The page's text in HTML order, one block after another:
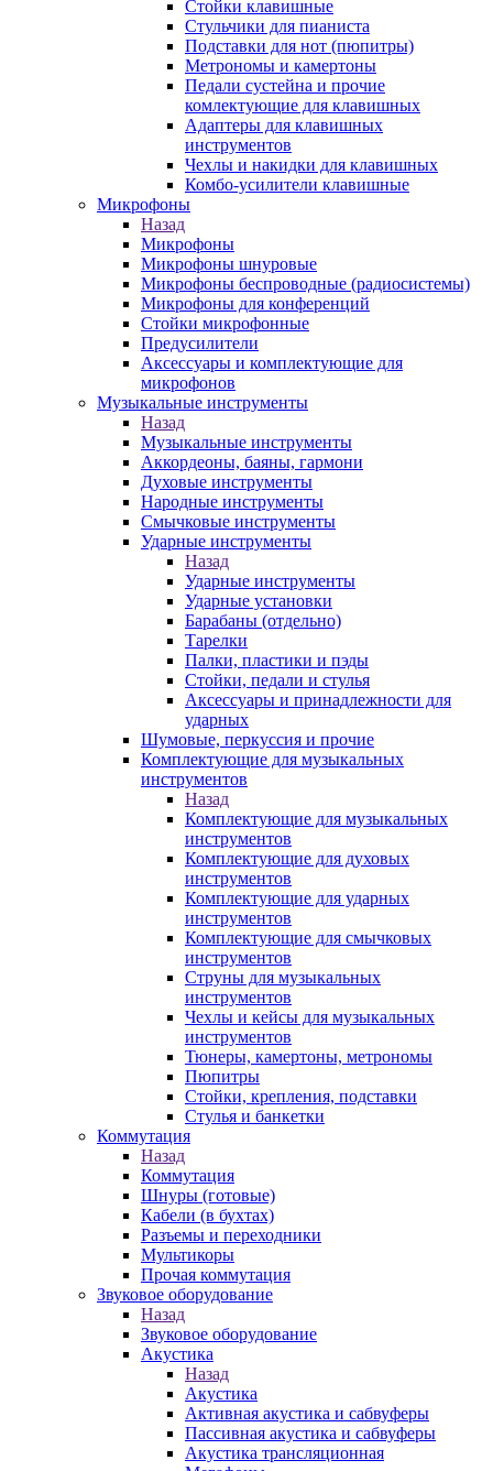
Стойки клавишные
Стульчики для пианиста
Подставки для нот (пюпитры)
Метрономы и камертоны
Педали сустейна и прочие
комлектующие для клавишных
Адаптеры для клавишных
инструментов
Чехлы и накидки для клавишных
Комбо-усилители клавишные
Микрофоны
Назад
Микрофоны
Микрофоны шнуровые
Микрофоны беспроводные (радиосистемы)
Микрофоны для конференций
Стойки микрофонные
Предусилители
Аксессуары и комплектующие для
микрофонов
Музыкальные инструменты
Назад
Музыкальные инструменты
Аккордеоны, баяны, гармони
Духовые инструменты
Народные инструменты
Смычковые инструменты
Ударные инструменты
Назад
Ударные инструменты
Ударные установки
Барабаны (отдельно)
Тарелки
Палки, пластики и пэды
Стойки, педали и стулья
Аксессуары и принадлежности для
ударных
Шумовые, перкуссия и прочие
Комплектующие для музыкальных
инструментов
Назад
Комплектующие для музыкальных
инструментов
Комплектующие для духовых
инструментов
Комплектующие для ударных
инструментов
Комплектующие для смычковых
инструментов
Струны для музыкальных
инструментов
Чехлы и кейсы для музыкальных
инструментов
Тюнеры, камертоны, метрономы
Пюпитры
Стойки, крепления, подставки
Стулья и банкетки
Коммутация
Назад
Коммутация
Шнуры (готовые)
Кабели (в бухтах)
Разъемы и переходники
Мультикоры
Прочая коммутация
Звуковое оборудование
Назад
Звуковое оборудование
Акустика
Назад
Акустика
Активная акустика и сабвуферы
Пассивная акустика и сабвуферы
Акустика трансляционная